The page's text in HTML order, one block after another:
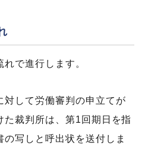
で進行します。
対して労働審判の申立てが
た裁判所は、第1回期日を指
写しと呼出状を送付しま